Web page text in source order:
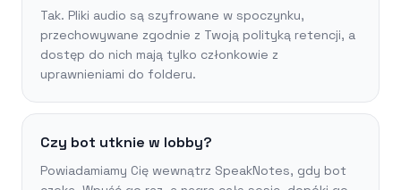
Tak. Pliki audio są szyfrowane w spoczynku,
przechowywane zgodnie z Twoją polityką retencji, a
dostęp do nich mają tylko członkowie z
uprawnieniami do folderu.
Czy bot utknie w lobby?
Powiadamiamy Cię wewnątrz SpeakNotes, gdy bot